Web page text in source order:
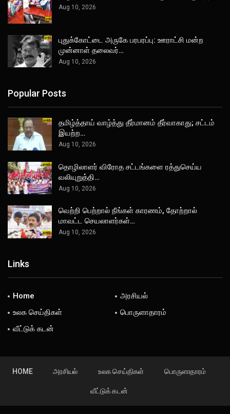
Aug 10, 2026
புதுக்கோட்டை அருகே பரபரப்பு: ஊராட்சி மன்ற
முன்னாள் தலைவர்…
Aug 10, 2026
Popular Posts
தமிழ்த்தாய் வாழ்த்து தீர்மானம் தீர்வாகாது; சட்டம்
இயற்ற…
Aug 10, 2026
தொழிலாளர் விரோத சட்டங்களை ரத்துசெய்ய
வலியுறுத்தி…
Aug 10, 2026
வெற்றி பெற்றால் நீங்கள் காரணம், தோற்றால்
மாவட்ட செயலாளர்கள்…
Aug 10, 2026
Links
Home
அரசியல்
உலக செய்திகள்
பொருளாதாரம்
வீட்டுக் கடன்
HOME அரசியல் உலக செய்திகள் பொருளாதாரம்
வீட்டுக் கடன்